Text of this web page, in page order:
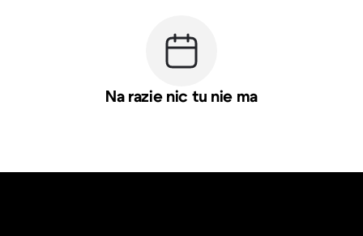
Na razie nic tu nie ma